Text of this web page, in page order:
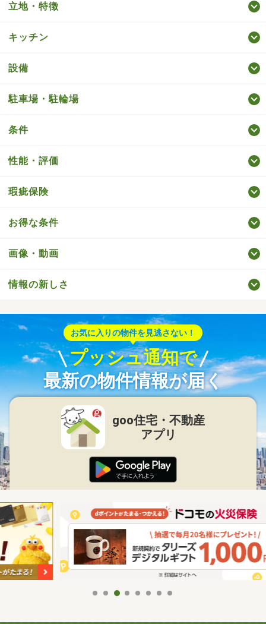
立地・特徴
キッチン
設備
駐車場・駐輪場
条件
性能・評価
瑕疵保険
お得な条件
画像・動画
情報の新しさ
お気に入りの物件を見逃さない！
プッシュ通知で
最新の物件情報が届く
goo住宅・不動産
アプリ